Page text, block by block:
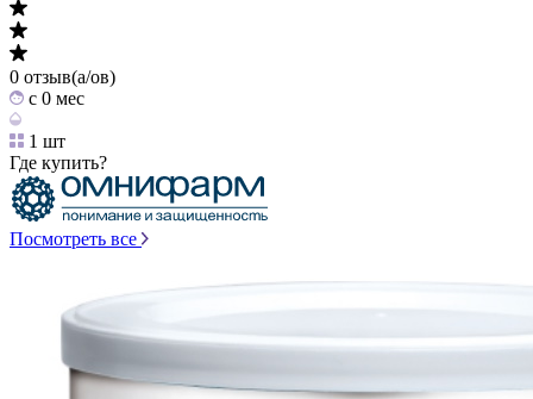
0 отзыв(а/ов)
c 0 мес
1 шт
Где купить?
Посмотреть все